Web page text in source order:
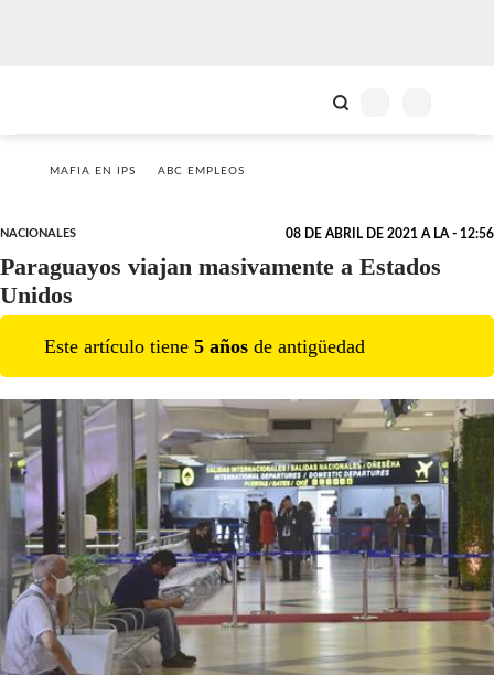
MAFIA EN IPS ABC EMPLEOS
NACIONALES 08 DE ABRIL DE 2021 A LA - 12:56
Paraguayos viajan masivamente a Estados
Unidos
Este artículo tiene 5 años de antigüedad